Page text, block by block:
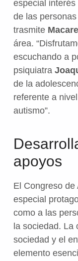
especial
de las
trasmite
área.
escuchando a
psiquiatra
de la
referente a
autismo”.
apoyos
El Congreso de
especial
como a las
la sociedad. La
sociedad y el
elemento